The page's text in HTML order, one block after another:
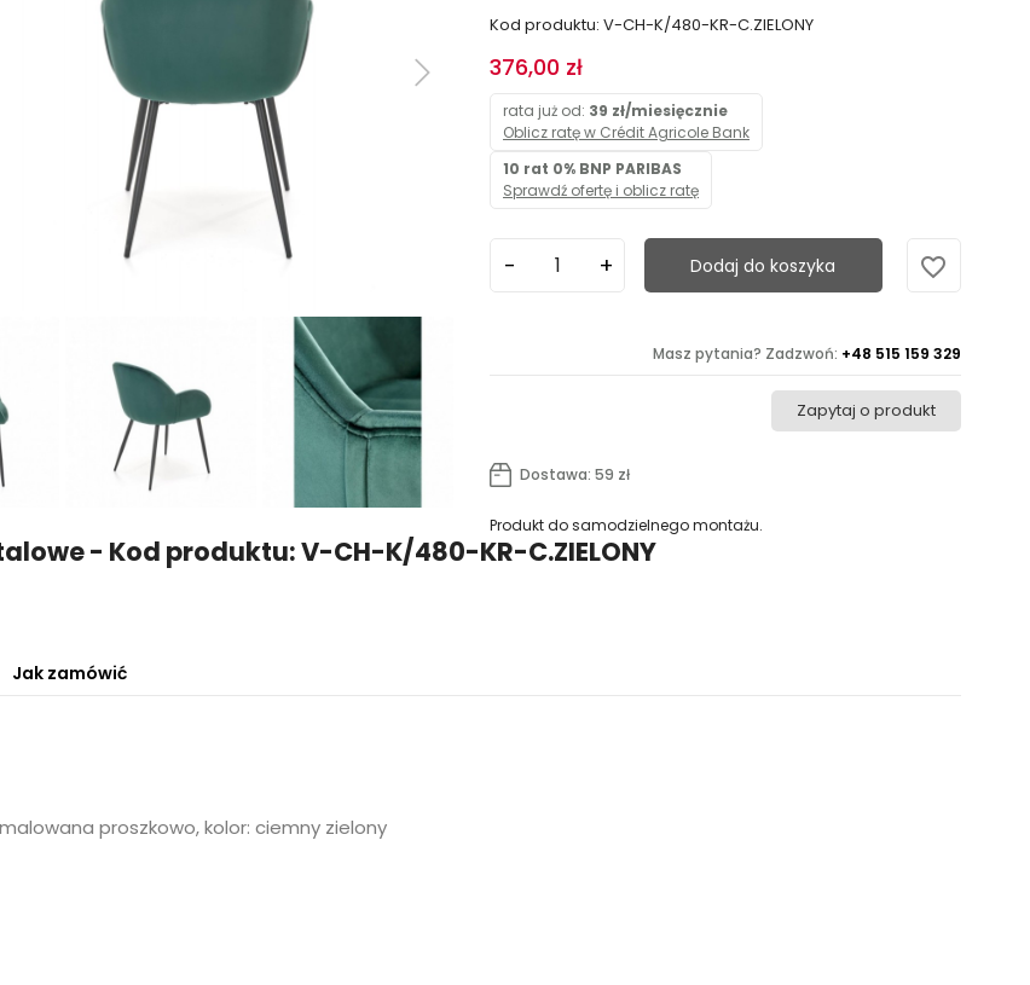
Kod produktu: V-CH-K/480-KR-C.ZIELONY
376,00 zł
rata już od: 39 zł/miesięcznie
Oblicz ratę w Crédit Agricole Bank
10 rat 0% BNP PARIBAS
Sprawdź ofertę i oblicz ratę
Dodaj do koszyka favorite_border
Masz pytania? Zadzwoń: +48 515 159 329
Zapytaj o produkt
Dostawa: 59 zł
Produkt do samodzielnego montażu.
- Kod produktu: V-CH-K/480-KR-C.ZIELONY
Jak zamówić
proszkowo, kolor: ciemny zielony